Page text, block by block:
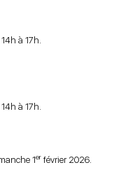
à 17h.
à 17h.
1er février 2026.